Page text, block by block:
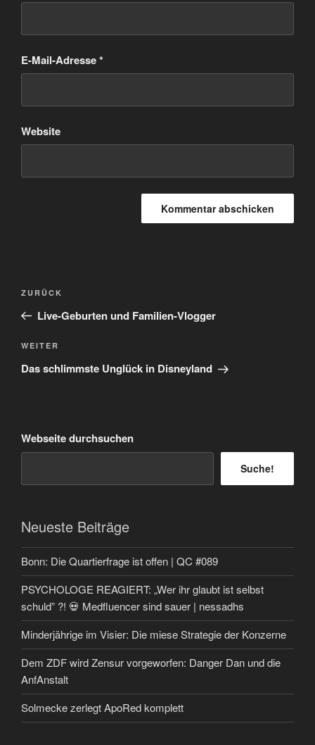
E-Mail-Adresse*
Website
Beitragsnavigation
Vorheriger
Beitrag
ZURÜCK
Live-Geburten und Familien-Vlogger
Nächster
Beitrag
WEITER
Das schlimmste Unglück in Disneyland
Webseite durchsuchen
Suche!
Neueste Beiträge
Bonn: Die Quartierfrage ist offen | QC #089
PSYCHOLOGE REAGIERT: „Wer ihr glaubt ist selbst
schuld” ?! 💀 Medfluencer sind sauer | nessadhs
Minderjährige im Visier: Die miese Strategie der Konzerne
Dem ZDF wird Zensur vorgeworfen: Danger Dan und die
AnfAnstalt
Solmecke zerlegt ApoRed komplett